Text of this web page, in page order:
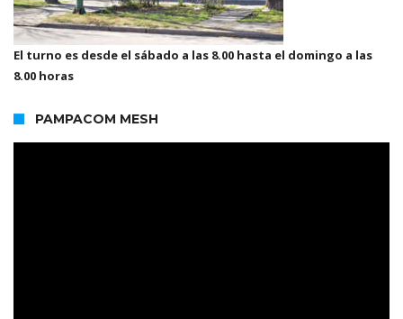
El turno es desde el sábado a las 8.00 hasta el domingo a las
8.00 horas
PAMPACOM MESH